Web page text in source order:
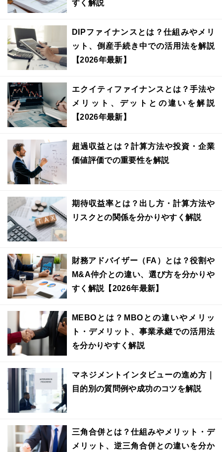
すく解説
DIPファイナンスとは？仕組みやメリ
ット、倒産手続き中での活用法を解説
【2026年最新】
エクイティファイナンスとは？手法や
メリット、デットとの違いを解説
【2026年最新】
超過収益とは？計算方法や投資・企業
価値評価での重要性を解説
期待収益率とは？出し方・計算方法や
リスクとの関係を分かりやすく解説
財務アドバイザー（FA）とは？役割や
M&A仲介との違い、選び方を分かりや
すく解説【2026年最新】
MEBOとは？MBOとの違いやメリッ
ト・デメリット、事業承継での活用法
を分かりやすく解説
マネジメントインタビューの進め方｜
目的別の質問例や成功のコツを解説
三角合併とは？仕組みやメリット・デ
メリット、逆三角合併との違いを分か